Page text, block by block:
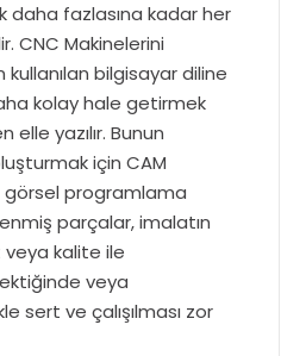
fazlasına kadar her
CNC Makinelerini
bilgisayar diline
kolay hale getirmek
yazılır. Bunun
içinCAM
görsel programlama
parçalar, imalatın
kalite ile
veya
sert ve çalışılması zor